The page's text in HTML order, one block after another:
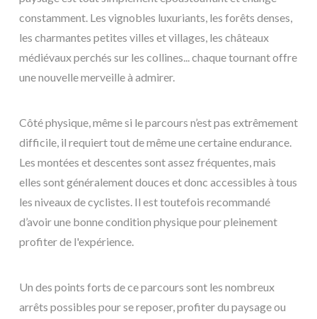
constamment. Les vignobles luxuriants, les forêts denses,
les charmantes petites villes et villages, les châteaux
médiévaux perchés sur les collines... chaque tournant offre
une nouvelle merveille à admirer.
Côté physique, même si le parcours n’est pas extrêmement
difficile, il requiert tout de même une certaine endurance.
Les montées et descentes sont assez fréquentes, mais
elles sont généralement douces et donc accessibles à tous
les niveaux de cyclistes. Il est toutefois recommandé
d’avoir une bonne condition physique pour pleinement
profiter de l'expérience.
Un des points forts de ce parcours sont les nombreux
arrêts possibles pour se reposer, profiter du paysage ou